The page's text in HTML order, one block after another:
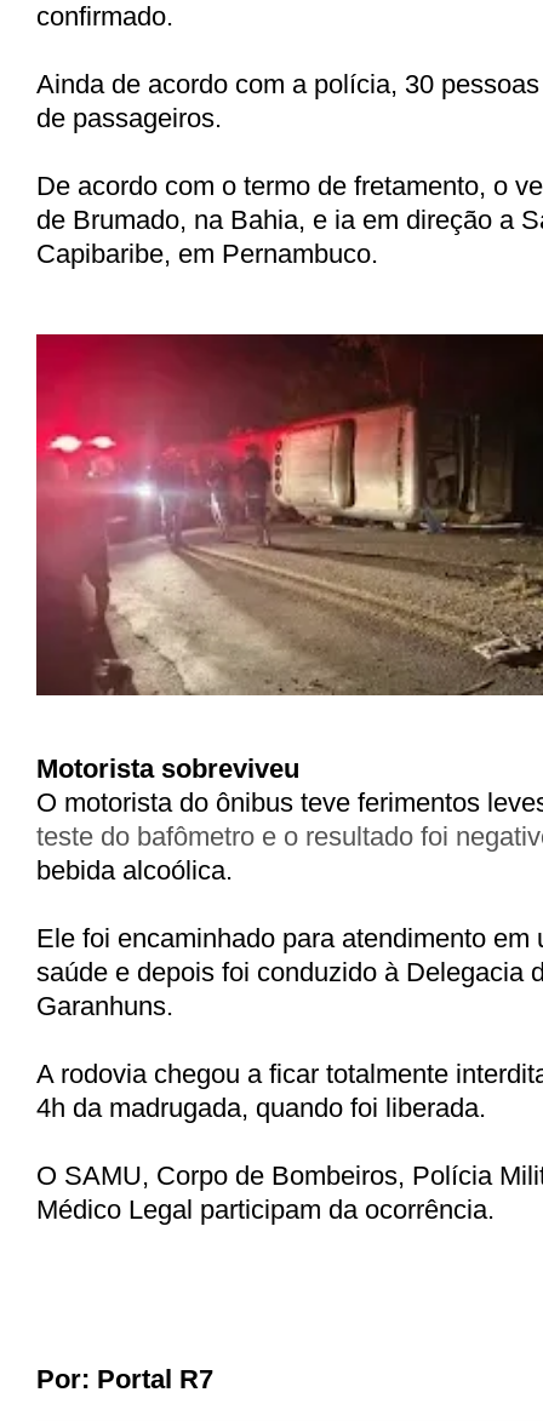
confirmado.
Ainda de acordo com a polícia, 30
de passageiros.
De acordo com o termo de fretamento, o
de Brumado, na Bahia, e ia em direção a
Capibaribe, em Pernambuco.
Motorista sobreviveu
O motorista do ônibus teve ferimentos
teste do bafômetro e o resultado foi
bebida alcoólica.
Ele foi encaminhado para atendimento em
saúde e depois foi conduzido à Delegacia
Garanhuns.
A rodovia chegou a ficar totalmente
4h da madrugada, quando foi liberada.
O SAMU, Corpo de Bombeiros, Polícia
Médico Legal participam da ocorrência.
Por: Portal R7